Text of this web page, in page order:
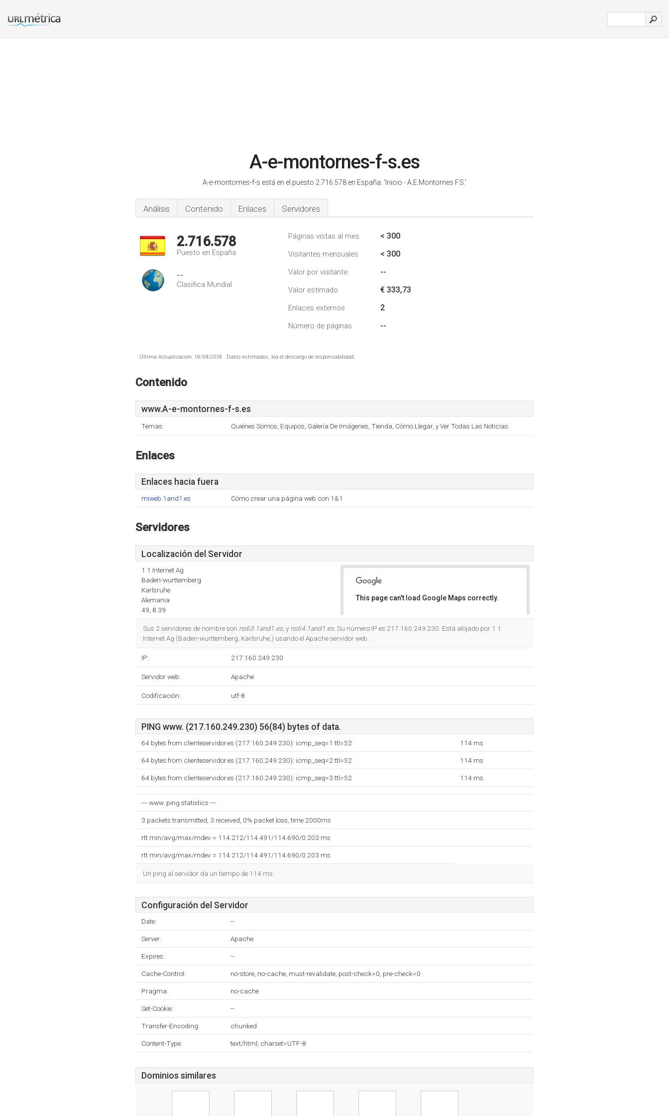
A-e-montornes-f-s.es
A-e-montornes-f-s está en el puesto 2.716.578 en España. 'Inicio - A.E.Montornes F.S.'
Análisis Contenido Enlaces Servidores
2.716.578
Puesto en España
--
Clasifica Mundial
Páginas vistas al mes < 300
Visitantes mensuales < 300
Valor por visitante --
Valor estimado € 333,73
Enlaces externos 2
Número de páginas --
Última Actualización: 19/04/2018 . Datos estimados, lea el descargo de responsabilidad.
Contenido
www.A-e-montornes-f-s.es
Temas: Quiénes Somos, Equipos, Galería De Imágenes, Tienda, Cómo Llegar, y Ver Todas Las Noticias.
Enlaces
Enlaces hacia fuera
miweb.1and1.es Cómo crear una página web con 1&1
Servidores
Localización del Servidor
1 1 Internet Ag
Baden-wurttemberg
Karlsruhe
Alemania
49, 8.39
This page can't load Google Maps correctly.
Sus 2 servidores de nombre son ns63.1and1.es, y ns64.1and1.es. Su número IP es 217.160.249.230. Está alojado por 1 1
Internet Ag (Baden-wurttemberg, Karlsruhe,) usando el Apache servidor web.
IP: 217.160.249.230
Servidor web: Apache
Codificación: utf-8
PING www. (217.160.249.230) 56(84) bytes of data.
64 bytes from clienteservidor.es (217.160.249.230): icmp_seq=1 ttl=52 114 ms
64 bytes from clienteservidor.es (217.160.249.230): icmp_seq=2 ttl=52 114 ms
64 bytes from clienteservidor.es (217.160.249.230): icmp_seq=3 ttl=52 114 ms
--- www. ping statistics ---
3 packets transmitted, 3 received, 0% packet loss, time 2000ms
rtt min/avg/max/mdev = 114.212/114.491/114.690/0.203 ms
rtt min/avg/max/mdev = 114.212/114.491/114.690/0.203 ms
Un ping al servidor da un tiempo de 114 ms.
Configuración del Servidor
Date: --
Server: Apache
Expires: --
Cache-Control: no-store, no-cache, must-revalidate, post-check=0, pre-check=0
Pragma: no-cache
Set-Cookie: --
Transfer-Encoding: chunked
Content-Type: text/html; charset=UTF-8
Dominios similares